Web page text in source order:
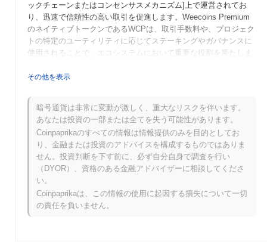
ックチェーンまたはコンセンサスメカニズム]上で運営されてお
り、迅速で信頼性の高い取引を促進します。Weecoins Premium
のネイティブトークンであるWCPは、取引手数料や、プロジェク
トの特定のユーティリティに応じてステーキングやガバナンスに
使用されることで、エコシステムにおいて重要な役割を果たしま
点を当てていることであり、他のデジタル決済ソリューションと
ーさなどの特定の側面]に重点を置くことで、Weecoins Premium
は暗号通貨決済の分野で重要なプレーヤーとして位置づけられ、
市場での競争力を提供します。
Weecoins Premiumはいつ、どのように始まりまし
たか？
Weecoins Premiumは2022年3月に設立チームがホワイトペーパー
を発表し、プロジェクトのビジョンと技術的枠組みを概説したこ
とから始まりました。2022年6月にはテストネットを立ち上げ、
開発者や初期採用者がプラットフォームに参加し、フィードバッ
その他を表示
暗号通貨は非常に変動が激しく、重大なリスクを伴います。
あなたは投資の一部または全てを失う可能性があります。
Coinpaprikaのすべての情報は情報提供のみを目的としてお
り、金融または投資のアドバイスを構成するものではありま
せん。投資判断を下す前に、必ず自分自身で調査を行い
（DYOR）、資格のある金融アドバイザーに相談してくださ
い。
Coinpaprikaは、この情報の使用に起因する損失について一切
の責任を負いません。